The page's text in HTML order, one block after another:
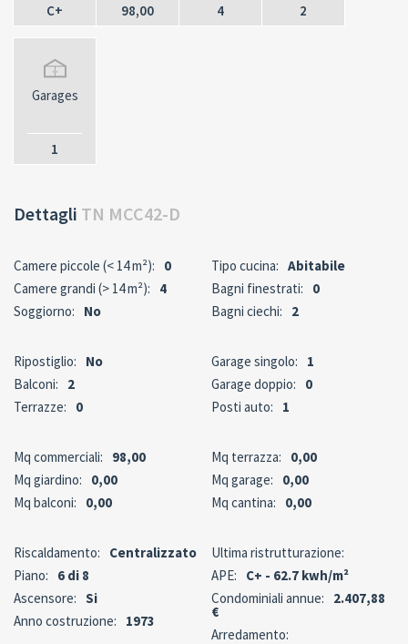
C+
98,00
4
2
Garages
1
Dettagli TN MCC42-D
Camere piccole (< 14 m²):
0
Camere grandi (> 14 m²):
4
Soggiorno:
No
Tipo cucina: Abitabile
Bagni finestrati:
0
Bagni ciechi:
2
Ripostiglio:
No
Balconi:
2
Terrazze:
0
Garage singolo:
1
Garage doppio:
0
Posti auto:
1
Mq commerciali:
98,00
Mq giardino:
0,00
Mq balconi:
0,00
Mq terrazza:
0,00
Mq garage:
0,00
Mq cantina:
0,00
Riscaldamento:
Centralizzato
Piano:
6 di 8
Ascensore: Si
Anno costruzione:
1973
Ultima ristrutturazione:
APE:
C+ - 62.7 kwh/m²
Condominiali annue:
2.407,88
€
Arredamento: